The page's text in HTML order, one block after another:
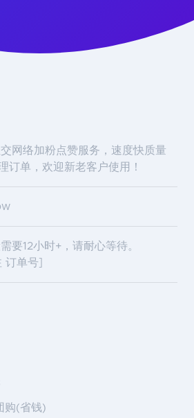
网络加粉点赞服务，速度快质量
订单，欢迎新老客户使用！
要12小时+，请耐心等待。
订单号]
购(省钱)